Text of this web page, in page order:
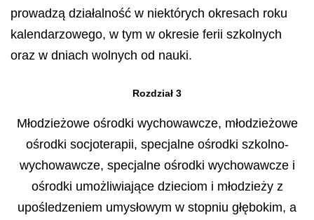
prowadzą działalność w niektórych okresach roku
kalendarzowego, w tym w okresie ferii szkolnych
oraz w dniach wolnych od nauki.
Rozdział 3
Młodzieżowe ośrodki wychowawcze, młodzieżowe
ośrodki socjoterapii, specjalne ośrodki szkolno-
wychowawcze, specjalne ośrodki wychowawcze i
ośrodki umożliwiające dzieciom i młodzieży z
upośledzeniem umysłowym w stopniu głębokim, a